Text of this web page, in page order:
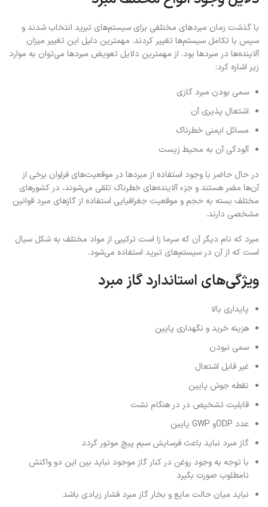
با گذشت زمان مبردهای مختلفی برای سیستم‌های تبرید انتخاب شدند و
سپس با تکامل سیستم‌ها تغییر کردند. مهمترین دلیل این تغییر میزان
آلاینده‌ها در مبردها بود. از مهمترین دلایل تعویض مبردها می‌توان به موارد
زیر اشاره کرد:
سمی بودن مبرد گازی
اشتعال پذیری آن
مسائل ایمنی خطرناک
آلودگی آن به محیط زیست
در حال حاضر با وجود استفاده از مبردها در موقعیت‌های فراوان برخی از
آن‌ها مضر هستند و جزء آلاینده‌های خطرناک تلقی می‌شوند، در کشورهای
مختلف بسته به حجم و موقعیت جغرافیایی استفاده از گازهای مبرد قوانین
مشخصی دارند.
مبرد که نام دیگر آن که سرما زا است ترکیبی از مواد مختلف به شکل سیال
است که از آن در سیستم‌های تبرید استفاده می‌شود.
ویژگی‌های استاندارد گاز مبرد
پایداری بالا
هزینه خرید و نگهداری پایین
سمی نبودن
غیر قابل اشتعال
نقطه جوش پایین
قابلیت تشخیص در در هنگام نشت
عدد ODPو GWP پایین‌
گاز مبرد نباید باعث فرسایش سیم پیچ موتور گردد
با توجه به وجود روغن در کنار گاز موجود نباید بین این دو واکنش
نامطلوب صورت بگیرد
نباید میان حالت مایع و بخار گاز مبرد فشار زیادی باشد